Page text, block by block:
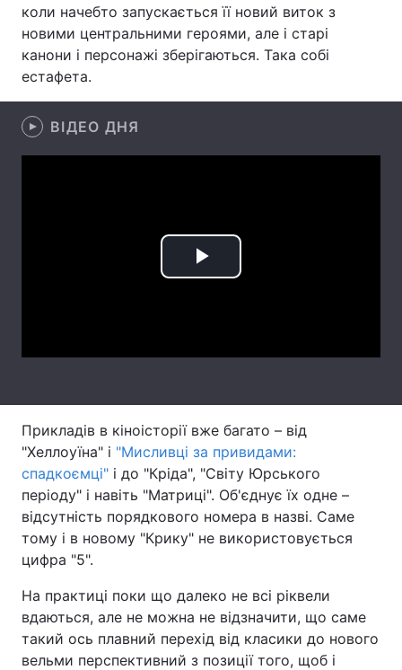
Лонгріди
Відео з Youtube Статті
Інтерв'ю Думки
Архів
Тема оформлення
коли начебто запускається її новий виток з
новими центральними героями, але і старі
канони і персонажі зберігаються. Така собі
естафета.
ВІДЕО ДНЯ
Play
Прикладів в кіноісторії вже багато – від
"Хеллоуїна" і "Мисливці за привидами:
спадкоємці" і до "Кріда", "Світу Юрського
періоду" і навіть "Матриці". Об'єднує їх одне –
відсутність порядкового номера в назві. Саме
тому і в новому "Крику" не використовується
цифра "5".
На практиці поки що далеко не всі ріквели
вдаються, але не можна не відзначити, що саме
такий ось плавний перехід від класики до нового
вельми перспективний з позиції того, щоб і